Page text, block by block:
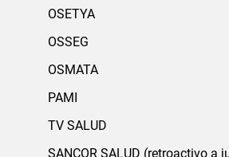
OSETYA
OSSEG
OSMATA
PAMI
TV SALUD
SANCOR SALUD (retroactivo a